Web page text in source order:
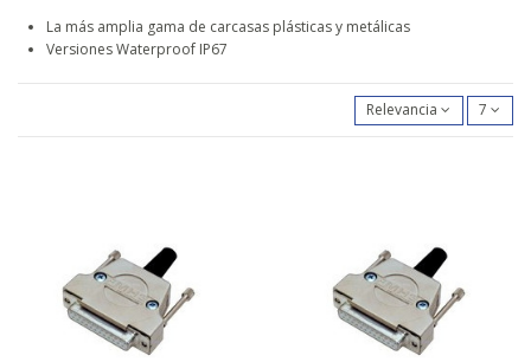
La más amplia gama de carcasas plásticas y metálicas
Versiones Waterproof IP67
Relevancia 7